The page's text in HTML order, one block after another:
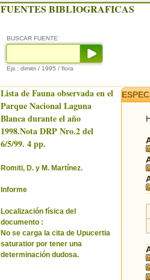
FUENTES BIBLIOGRAFICAS
BUSCAR FUENTE
Ejs.: dimitri / 1995 / flora
Lista de Fauna observada en el
Parque Nacional Laguna
Blanca durante el año
1998.Nota DRP Nro.2 del
6/5/99. 4 pp.
Romiti, D. y M. Martínez.
Informe
Localización física del
documento :
No se carga la cita de Upucertia
saturatior por tener una
determinación dudosa.